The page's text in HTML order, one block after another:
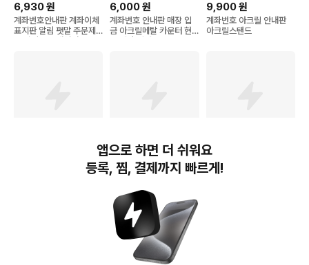
6,930원
계좌번호안내판 계좌이체
표지판 알림 팻말 주문제
6,000원
계좌번호 안내판 매장 입
금 아크릴메탈 카운터 현
9,900원
계좌번호 아크릴 안내판
아크릴스탠드
긱베어 미니 아크릴 계좌
번호 안내판 매장 카운터
11,900원
DND 계좌번호 안내판 아
크릴 우드 매장 카운터 가
7,800
108studio 계좌번호안내
판 계좌안내판 15x8cm
번개장터(주) 사업자정보, 이용약관 및 기타 법적고지
번개장터㈜는 통신판매중개자이며, 통신판매의 당사자가 아닙니다. 전자상거래 등에서의
소비자보호에 관한 법률 등 관련 법령 및 번개장터㈜의 약관에 따라 상품, 상품정보, 거래에 관한 책임은
앱으로 하면 더 쉬워요
등록, 찜, 결제까지 빠르게!